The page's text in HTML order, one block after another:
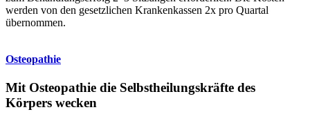
werden von den gesetzlichen Krankenkassen 2x pro Quartal
übernommen.
Osteopathie
Mit Osteopathie die Selbstheilungskräfte des
Körpers wecken